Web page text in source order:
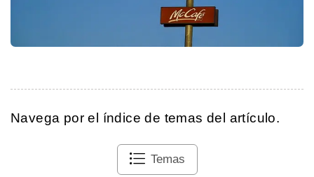
Navega por el índice de temas del artículo.
Temas